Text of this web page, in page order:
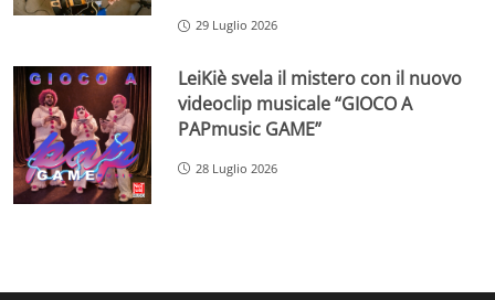
29 Luglio 2026
LeiKiè svela il mistero con il nuovo
videoclip musicale “GIOCO A
PAPmusic GAME”
28 Luglio 2026